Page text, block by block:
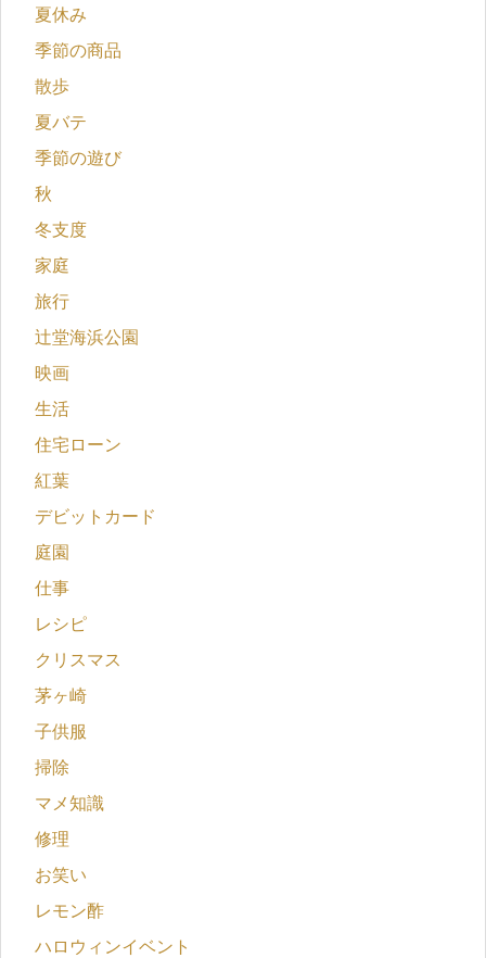
夏休み
季節の商品
散歩
夏バテ
季節の遊び
秋
冬支度
家庭
旅行
辻堂海浜公園
映画
生活
住宅ローン
紅葉
デビットカード
庭園
仕事
レシピ
クリスマス
茅ヶ崎
子供服
掃除
マメ知識
修理
お笑い
レモン酢
ハロウィンイベント